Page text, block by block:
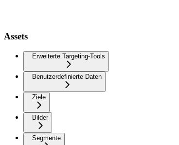
Assets
Erweiterte Targeting-Tools
Benutzerdefinierte Daten
Ziele
Bilder
Segmente